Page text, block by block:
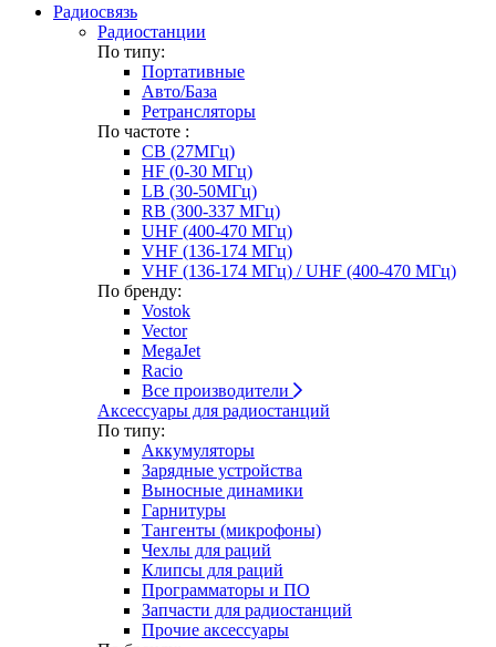
Радиосвязь
Радиостанции
По типу:
Портативные
Авто/База
Ретрансляторы
По частоте :
CB (27МГц)
HF (0-30 МГц)
LB (30-50МГц)
RB (300-337 МГц)
UHF (400-470 МГц)
VHF (136-174 МГц)
VHF (136-174 МГц) / UHF (400-470 МГц)
По бренду:
Vostok
Vector
MegaJet
Racio
Все производители
Аксессуары для радиостанций
По типу:
Аккумуляторы
Зарядные устройства
Выносные динамики
Гарнитуры
Тангенты (микрофоны)
Чехлы для раций
Клипсы для раций
Программаторы и ПО
Запчасти для радиостанций
Прочие аксессуары